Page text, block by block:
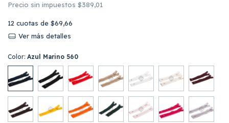
Precio sin impuestos $389,01
12 cuotas de $69,66
Ver más detalles
Color: Azul Marino 560